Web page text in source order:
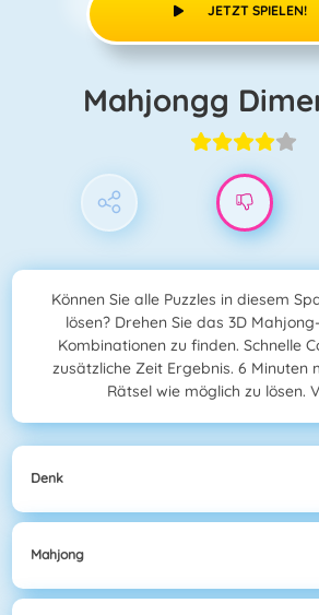
JETZT SPIELEN!
Mahjongg
Können Sie alle Puzzles in diesem
lösen? Drehen Sie das 3D
Kombinationen zu finden. Schnelle
zusätzliche Zeit Ergebnis. 6 Minuten
Rätsel wie möglich zu lösen.
Denk
Mahjong